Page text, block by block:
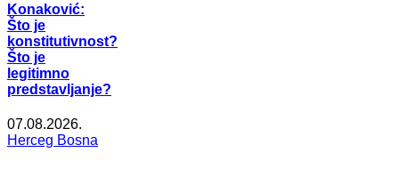
Konaković:
Što je
konstitutivnost?
Što je
legitimno
predstavljanje?
07.08.2026.
Herceg Bosna